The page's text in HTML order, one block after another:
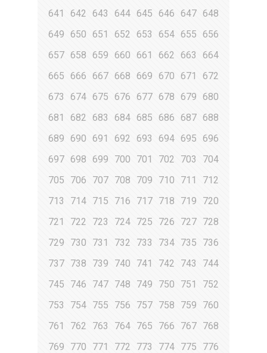
641
642 643 644 645 646 647 648
649
650 651 652 653 654 655 656
657 658 659 660 661 662 663
664
665
666 667 668 669 670 671
672
673
674 675 676 677 678 679
680
681
682 683 684 685 686 687 688
689
690 691 692 693 694 695
696
697 698 699 700 701 702 703
704
705
706 707 708 709 710 711
712
713
714 715 716 717 718 719
720
721
722 723 724 725 726 727 728
729
730 731 732 733 734 735
736
737 738 739 740 741 742 743
744
745
746 747 748 749 750 751
752
753
754 755 756 757 758 759
760
761
762 763 764 765 766 767 768
769
770 771 772 773 774 775
776